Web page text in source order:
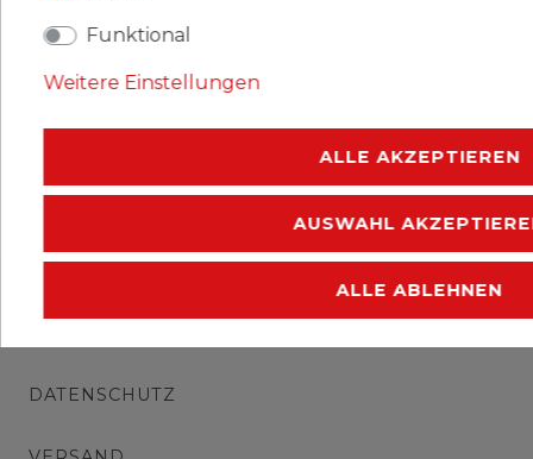
DATENSCHUTZ
Funktional
Weitere Einstellungen
ALLE AKZEPTIEREN
AUSWAHL
ALLE ABLEHNEN